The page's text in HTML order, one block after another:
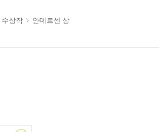
수상작 안데르센 상